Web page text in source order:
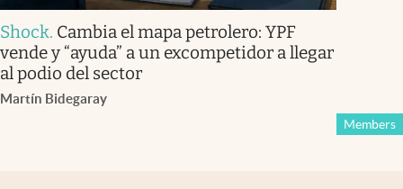
Shock. Cambia el mapa petrolero: YPF
vende y “ayuda” a un excompetidor a llegar
al podio del sector
Martín Bidegaray
Members